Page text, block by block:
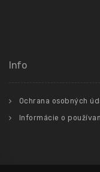
Info
Ochrana osobných
Informácie o